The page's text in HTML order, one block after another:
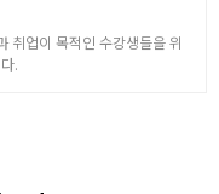
팅 전략
변화
취업이 목적인 수강생들을 위
.